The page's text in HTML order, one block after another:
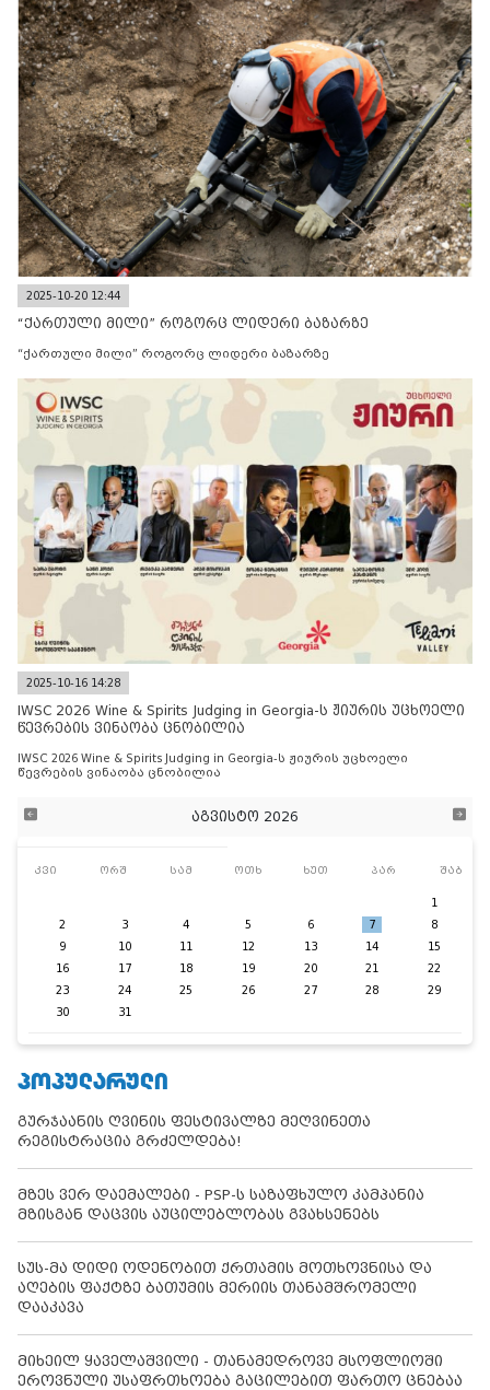
2025-10-20 12:44
“ქართული მილი” როგორც ლიდერი ბაზარზე
“ქართული მილი” როგორც ლიდერი ბაზარზე
2025-10-16 14:28
IWSC 2026 Wine & Spirits Judging in Georgia-ს ჟიურის უცხოელი
წევრების ვინაობა ცნობილია
IWSC 2026 Wine & Spirits Judging in Georgia-ს ჟიურის უცხოელი
წევრების ვინაობა ცნობილია
აგვისტო 2026
კვი ორშ სამ ოთხ ხუთ პარ შაბ
1
2
3 4 5 6 7
8
9
10 11 12 13 14
15
16
17 18 19 20 21
22
23
24 25 26 27 28
29
30
31
ᲞᲝᲞᲣᲚᲐᲠᲣᲚᲘ
გურჯაანის ღვინის ფესტივალზე მეღვინეთა
რეგისტრაცია გრძელდება!
მზეს ვერ დაემალები - PSP-ს საზაფხულო კამპანია
მზისგან დაცვის აუცილებლობას გვახსენებს
სუს-მა დიდი ოდენობით ქრთამის მოთხოვნისა და
აღების ფაქტზე ბათუმის მერიის თანამშრომელი
დააკავა
მიხეილ ყაველაშვილი - თანამედროვე მსოფლიოში
ეროვნული უსაფრთხოება გაცილებით ფართო ცნებაა